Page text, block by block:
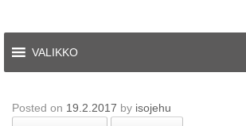
VALIKKO
Posted on 19.2.2017 by isojehu